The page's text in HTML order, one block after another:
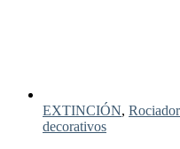
EXTINCIÓN,
decorativos